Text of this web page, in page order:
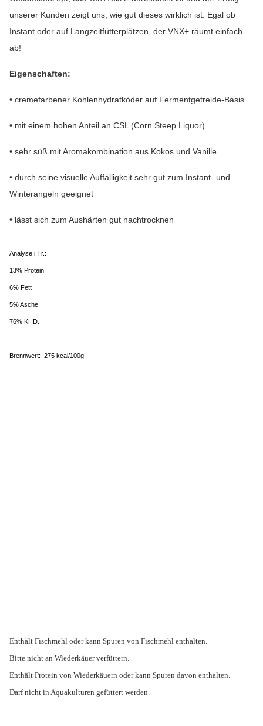
unserer Kunden zeigt uns, wie gut dieses wirklich ist. Egal ob
Instant oder auf Langzeitfütterplätzen, der VNX+ räumt einfach
ab!
Eigenschaften:
• cremefarbener Kohlenhydratköder auf Fermentgetreide-Basis
• mit einem hohen Anteil an CSL (Corn Steep Liquor)
• sehr süß mit Aromakombination aus Kokos und Vanille
• durch seine visuelle Auffälligkeit sehr gut zum Instant- und
Winterangeln geeignet
• lässt sich zum Aushärten gut nachtrocknen
Analyse i.Tr.:
13% Protein
6% Fett
5% Asche
76% KHD.
Brennwert: 275 kcal/100g
Enthält Fischmehl oder kann Spuren von Fischmehl enthalten.
Bitte nicht an Wiederkäuer verfüttern.
Enthält Protein von Wiederkäuern oder kann Spuren davon enthalten.
Darf nicht in Aquakulturen gefüttert werden.